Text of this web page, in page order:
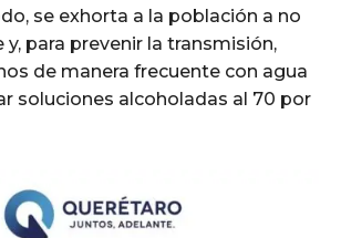
se exhorta a la población a no
para prevenir la transmisión,
de manera frecuente con agua
soluciones alcoholadas al 70 por